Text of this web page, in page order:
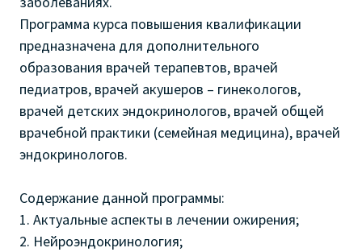
Программа курса повышения квалификации
предназначена для дополнительного
образования врачей терапевтов, врачей
педиатров, врачей акушеров – гинекологов,
врачей детских эндокринологов, врачей общей
врачебной практики (семейная медицина), врачей
эндокринологов.
Содержание данной программы:
1. Актуальные аспекты в лечении ожирения;
2. Нейроэндокринология;